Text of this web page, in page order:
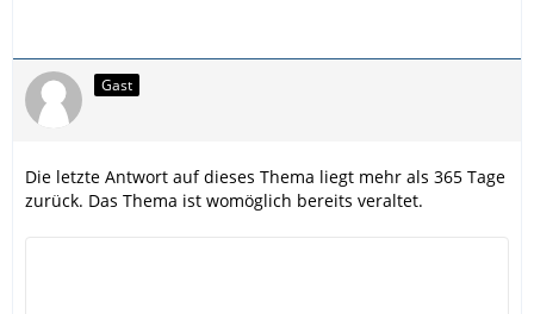
Gast
Die letzte Antwort auf dieses Thema liegt mehr als 365 Tage
zurück. Das Thema ist womöglich bereits veraltet.